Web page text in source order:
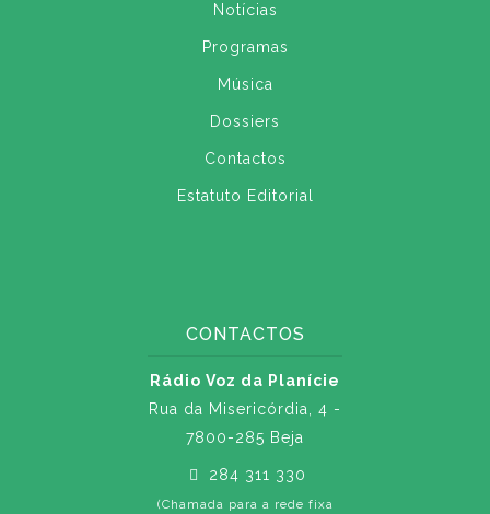
Notícias
Programas
Música
Dossiers
Contactos
Estatuto Editorial
CONTACTOS
Rádio Voz da Planície
Rua da Misericórdia, 4 -
7800-285 Beja
284 311 330
(Chamada para a rede fixa